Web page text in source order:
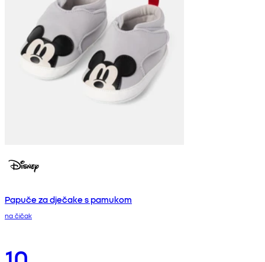
Papuče za dječake s pamukom
na čičak